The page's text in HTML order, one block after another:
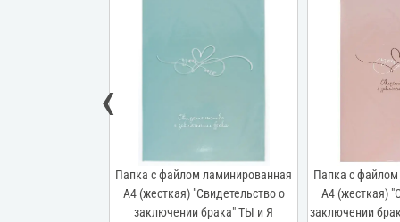
Папка с файлом ламинированная
А4 (жесткая) "Свидетельство о
заключении брака" ТЫ и Я
Папка с
А4 (жесткая)
заключении
‹